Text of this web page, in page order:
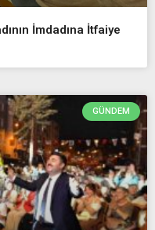
İmdadına İtfaiye
GÜNDEM